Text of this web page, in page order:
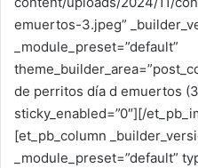
emuertos-3.jpeg”
_module_preset=”default”
de perritos día d emuertos
sticky_enabled=”0″][/
[et_pb_column
_module_preset=”default”